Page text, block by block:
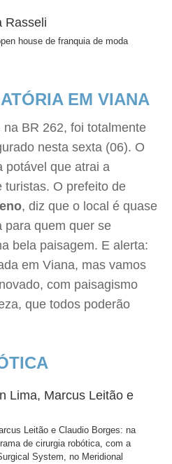
house de franquia de moda
EM VIANA
BR 262, foi totalmente
nesta sexta (06). O
potável que atrai a
turistas. O prefeito de
, diz que o local é quase
para quem quer se
bela paisagem. E alerta:
em Viana, mas vamos
com paisagismo
que todos poderão
Leitão e Claudio Borges: na
de cirurgia robótica, com a
System, no Meridional